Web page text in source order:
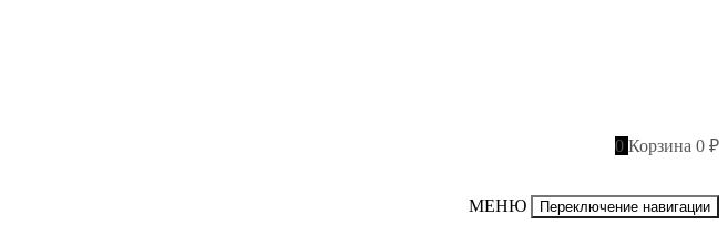
0 Корзина 0 ₽
МЕНЮ Переключение навигации